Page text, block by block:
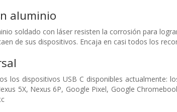
aluminio
soldado con láser resisten la corrosión para
de sus dispositivos. Encaja en casi todos los
los dispositivos USB C disponibles actualmente:
5X, Nexus 6P, Google Pixel, Google